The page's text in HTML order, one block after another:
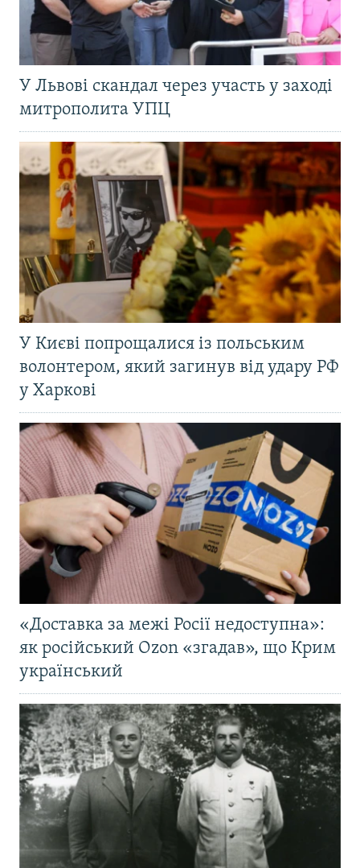
У Львові скандал через участь у заході
митрополита УПЦ
У Києві попрощалися із польським
волонтером, який загинув від удару РФ
у Харкові
«Доставка за межі Росії недоступна»:
як російський Ozon «згадав», що Крим
український